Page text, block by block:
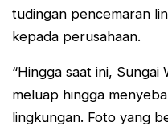
tudingan pencemaran
kepada perusahaan.
“Hingga saat ini,
meluap hingga
lingkungan. Foto yang